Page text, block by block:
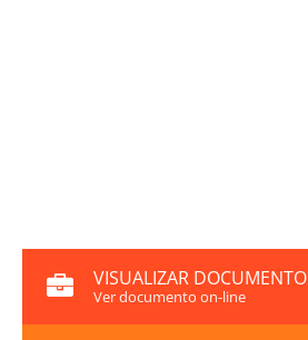
VISUALIZAR DOCUMENTO
Ver documento on-line